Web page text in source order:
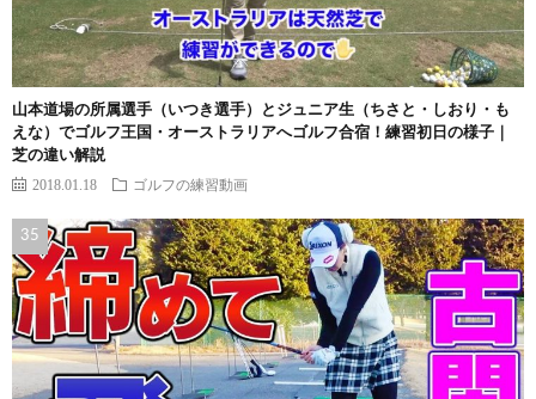
山本道場の所属選手（いつき選手）とジュニア生（ちさと・しおり・も
えな）でゴルフ王国・オーストラリアへゴルフ合宿！練習初日の様子｜
芝の違い解説
2018.01.18 ゴルフの練習動画